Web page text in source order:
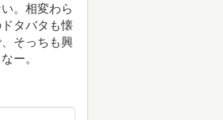
。相変わら
タバタも懐
そっちも興
ー。